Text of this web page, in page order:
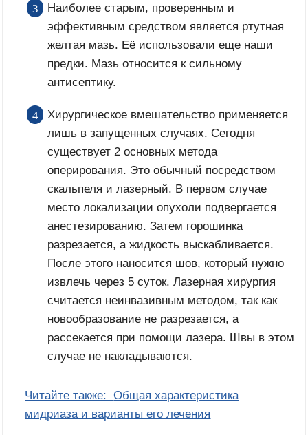
Наиболее старым, проверенным и
эффективным средством является ртутная
желтая мазь. Её использовали еще наши
предки. Мазь относится к сильному
антисептику.
Хирургическое вмешательство применяется
лишь в запущенных случаях. Сегодня
существует 2 основных метода
оперирования. Это обычный посредством
скальпеля и лазерный. В первом случае
место локализации опухоли подвергается
анестезированию. Затем горошинка
разрезается, а жидкость выскабливается.
После этого наносится шов, который нужно
извлечь через 5 суток. Лазерная хирургия
считается неинвазивным методом, так как
новообразование не разрезается, а
рассекается при помощи лазера. Швы в этом
случае не накладываются.
Читайте также:
Общая характеристика
мидриаза и варианты его лечения